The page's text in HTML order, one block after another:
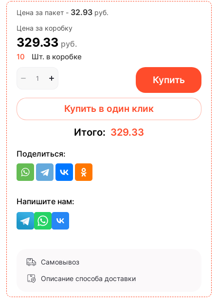
Цена за пакет - 32.93 руб.
Цена за коробку
329.33 руб.
10 Шт. в коробке
Купить
Купить в один клик
Итого: 329.33
Поделиться:
Напишите нам:
Самовывоз
Описание способа доставки